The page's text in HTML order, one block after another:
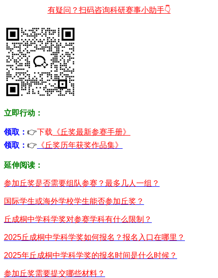
有疑问？扫码咨询科研赛事小助手👇
立即行动：
领取： 👉下载 《丘奖最新参赛手册》
领取： 👉 《丘奖历年获奖作品集》
延伸阅读：
参加丘奖是否需要组队参赛？最多几人一组？
国际学生或海外学校学生能否参加丘奖？
丘成桐中学科学奖对参赛学科有什么限制？
2025丘成桐中学科学奖如何报名？报名入口在哪里？
2025年丘成桐中学科学奖的报名时间是什么时候？
参加丘奖需要提交哪些材料？